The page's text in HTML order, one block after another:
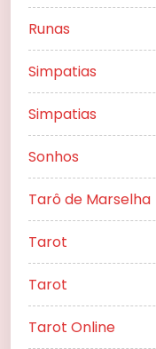
Runas
Simpatias
Simpatias
Sonhos
Tarô de Marselha
Tarot
Tarot
Tarot Online